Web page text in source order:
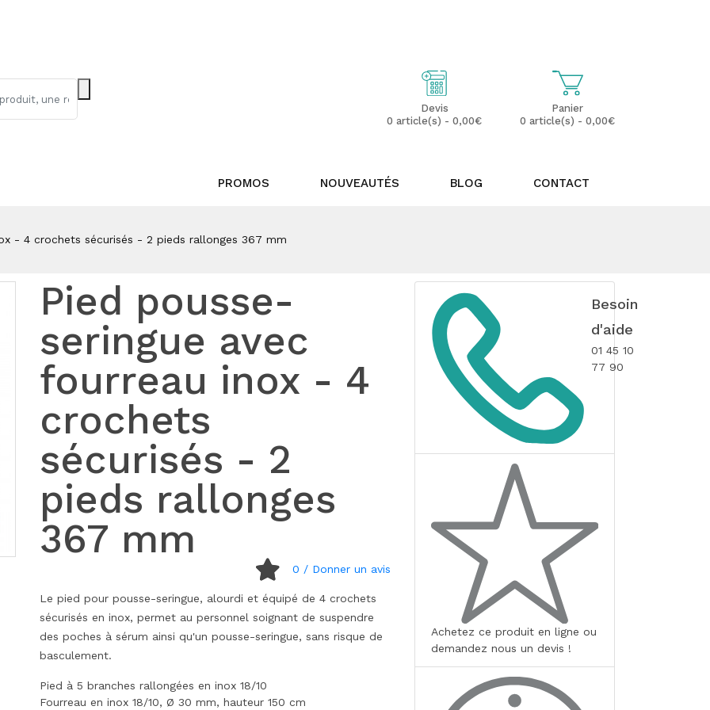
Panier
0 article(s) - 0,00€
Devis
0 article(s) - 0,00€
PROMOS NOUVEAUTÉS BLOG CONTACT
- 4 crochets sécurisés - 2 pieds rallonges 367 mm
Pied pousse-
seringue avec
fourreau inox - 4
crochets
sécurisés - 2
pieds rallonges
367 mm
0 / Donner un avis
Le pied pour pousse-seringue, alourdi et équipé de 4 crochets
sécurisés en inox, permet au personnel soignant de suspendre
des poches à sérum ainsi qu'un pousse-seringue, sans risque de
basculement.
Pied à 5 branches rallongées en inox 18/10
Fourreau en inox 18/10, Ø 30 mm, hauteur 150 cm
Besoin
d'aide
01 45 10
77 90
Achetez ce produit en ligne ou
demandez nous un devis !